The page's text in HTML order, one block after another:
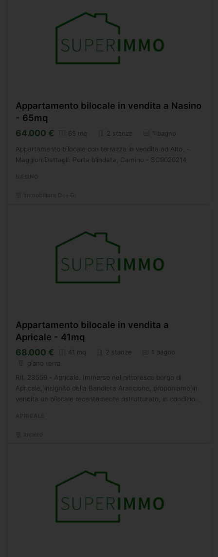
Appartamento bilocale in vendita a Nasino
- 65mq
64.000 € 65 mq 2 stanze 1 bagno
Appartamento bilocale con terrazza in vendita ad Alto. -
Maggiori Dettagli: Porta blindata, Camino - SC9020214
Appartamento bilocale in vendita a
Apricale - 41mq
68.000 € 41 mq 2 stanze
1 bagno
piano terra
Rif. 23559 - Apricale. Immerso nel pittoresco borgo di
Apricale, insignito della Bandiera Arancione, proponiamo in
vendita un bilocale recentemente ristrutturato, in condizioni